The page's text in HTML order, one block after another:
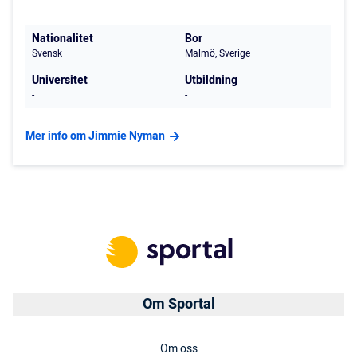
Nationalitet
Svensk
Bor
Malmö, Sverige
Universitet
-
Utbildning
-
Mer info om Jimmie Nyman
Om Sportal
Om oss